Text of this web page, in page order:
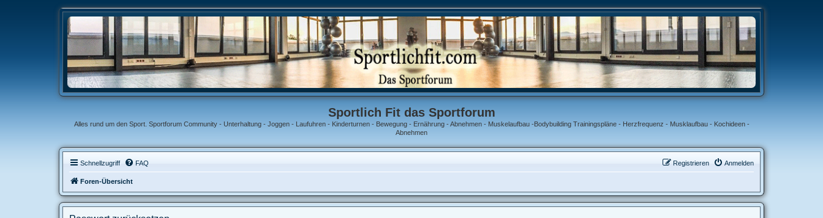
Sportlich Fit das Sportforum
Alles rund um den Sport. Sportforum Community - Unterhaltung - Joggen - Laufuhren - Kinderturnen - Bewegung - Ernährung - Abnehmen - Muskelaufbau -Bodybuilding Trainingspläne - Herzfrequenz - Musklaufbau - Kochideen -
Abnehmen
Schnellzugriff FAQ Anmelden
Registrieren
Foren-Übersicht